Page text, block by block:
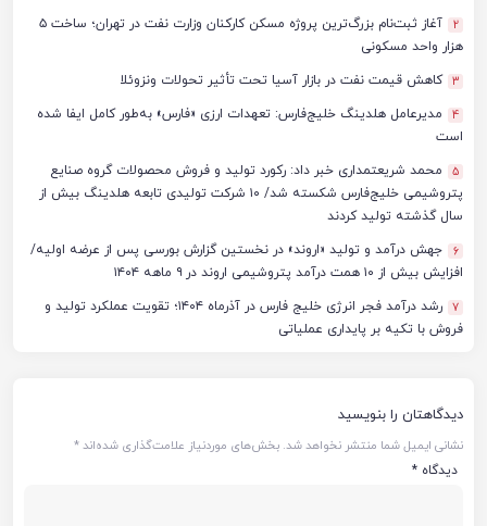
2
آغاز ثبت‌نام بزرگ‌ترین پروژه مسکن کارکنان وزارت نفت در تهران؛ ساخت ۵
هزار واحد مسکونی
3 کاهش قیمت نفت در بازار آسیا تحت تأثیر تحولات ونزوئلا
4
مدیرعامل هلدینگ خلیج‌فارس: تعهدات ارزی «فارس» به‌طور کامل ایفا شده
است
5
محمد شریعتمداری خبر داد: رکورد تولید و فروش محصولات گروه صنایع
پتروشیمی خلیج‌فارس شکسته شد/ ۱۰ شرکت تولیدی تابعه هلدینگ بیش از
سال گذشته تولید کردند
6
جهش درآمد و تولید «اروند» در نخستین گزارش بورسی پس از عرضه اولیه/
افزایش بیش از ۱۰ همت درآمد پتروشیمی اروند در ۹ ماهه ۱۴۰۴
7
رشد درآمد فجر انرژی خلیج فارس در آذرماه ۱۴۰۴؛ تقویت عملکرد تولید و
فروش با تکیه بر پایداری عملیاتی
دیدگاهتان را بنویسید
نشانی ایمیل شما منتشر نخواهد شد. بخش‌های موردنیاز علامت‌گذاری شده‌اند*
دیدگاه *